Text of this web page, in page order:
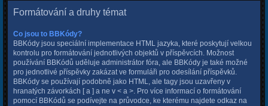
Formátování a druhy témat
Co jsou to BBKódy?
BBKódy jsou speciální implementace HTML jazyka, které poskytují velkou
kontrolu pro formátování jednotlivých objektů v příspěvcích. Možnost
používání BBKódů uděluje administrátor fóra, ale BBKódy je také možné
pro jednotlivé příspěvky zakázat ve formuláři pro odesílání příspěvků.
BBKódy se používají podobně jako HTML, ale tagy jsou uzavřeny v
hranatých závorkách [ a ] a ne v < a >. Pro více informací o formátování
pomocí BBKódů se podívejte na průvodce, ke kterému najdete odkaz na